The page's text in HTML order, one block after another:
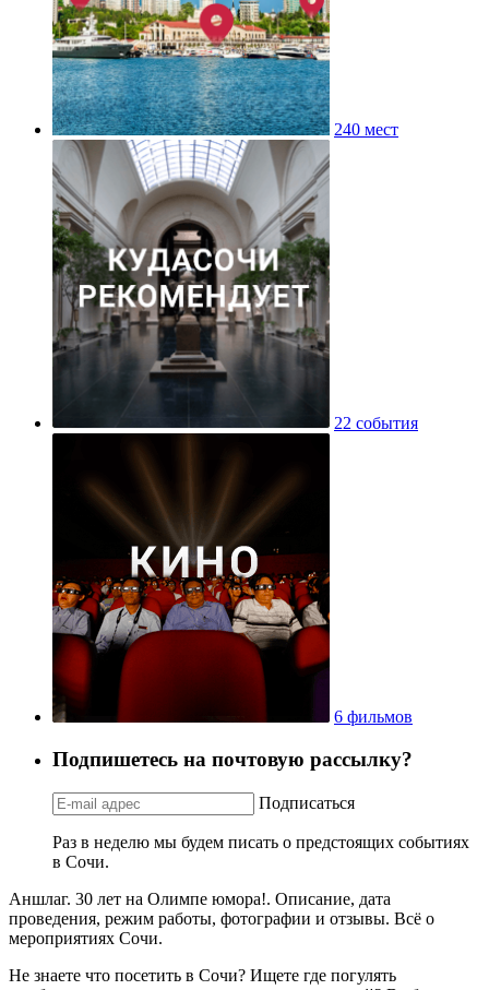
240 мест
22 события
6 фильмов
Подпишетесь на почтовую рассылку?
Подписаться
Раз в неделю мы будем писать о предстоящих событиях
в Сочи.
Аншлаг. 30 лет на Олимпе юмора!. Описание, дата
проведения, режим работы, фотографии и отзывы. Всё о
мероприятиях Сочи.
Не знаете что посетить в Сочи? Ищете где погулять